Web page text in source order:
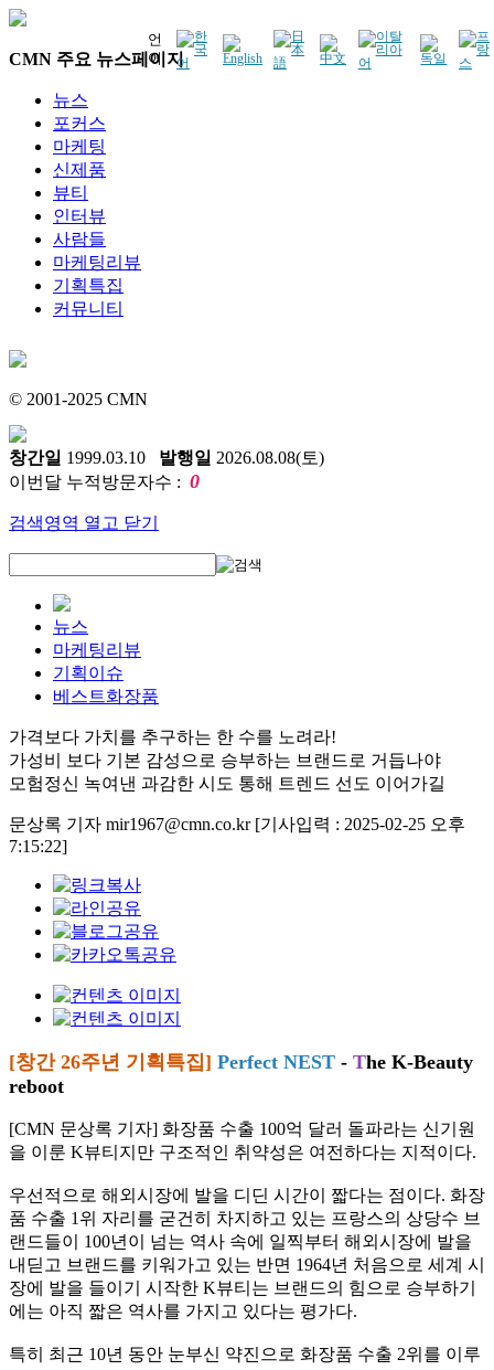
언
어
CMN 주요 뉴스페이지
뉴스
포커스
마케팅
신제품
뷰티
인터뷰
사람들
마케팅리뷰
기획특집
커뮤니티
© 2001-2025 CMN
창간일 1999.03.10 발행일 2026.08.08(토)
이번달 누적방문자수 : 0
검색영역 열고 닫기
뉴스
마케팅리뷰
기획이슈
베스트화장품
가격보다 가치를 추구하는 한 수를 노려라!
가성비 보다 기본 감성으로 승부하는 브랜드로 거듭나야
모험정신 녹여낸 과감한 시도 통해 트렌드 선도 이어가길
문상록 기자 mir1967@cmn.co.kr [기사입력 : 2025-02-25 오후
7:15:22]
[창간 26주년 기획특집] Perfect NEST - The K-Beauty
reboot
[CMN 문상록 기자] 화장품 수출 100억 달러 돌파라는 신기원
을 이룬 K뷰티지만 구조적인 취약성은 여전하다는 지적이다.
우선적으로 해외시장에 발을 디딘 시간이 짧다는 점이다. 화장
품 수출 1위 자리를 굳건히 차지하고 있는 프랑스의 상당수 브
랜드들이 100년이 넘는 역사 속에 일찍부터 해외시장에 발을
내딛고 브랜드를 키워가고 있는 반면 1964년 처음으로 세계 시
장에 발을 들이기 시작한 K뷰티는 브랜드의 힘으로 승부하기
에는 아직 짧은 역사를 가지고 있다는 평가다.
특히 최근 10년 동안 눈부신 약진으로 화장품 수출 2위를 이루